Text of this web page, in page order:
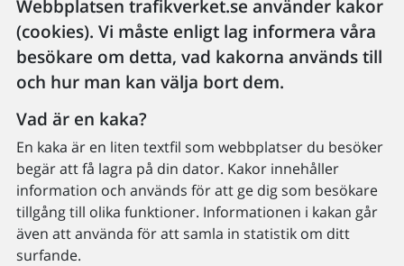
Webbplatsen trafikverket.se använder kakor
(cookies). Vi måste enligt lag informera våra
besökare om detta, vad kakorna används till
och hur man kan välja bort dem.
Vad är en kaka?
En kaka är en liten textfil som webbplatser du besöker
begär att få lagra på din dator. Kakor innehåller
information och används för att ge dig som besökare
tillgång till olika funktioner. Informationen i kakan går
även att använda för att samla in statistik om ditt
surfande.